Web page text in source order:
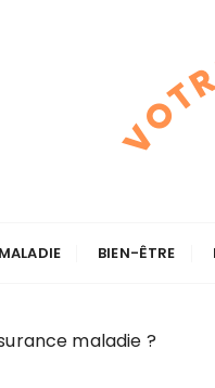
MALADIE BIEN-ÊTRE
maladie ?